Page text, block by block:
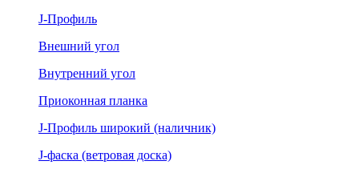
J-Профиль
Внешний угол
Внутренний угол
Приоконная планка
J-Профиль широкий (наличник)
J-фаска (ветровая доска)